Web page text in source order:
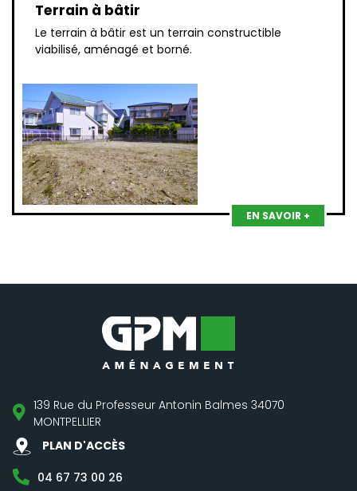
Terrain à bâtir
Le terrain à bâtir est un terrain constructible
viabilisé, aménagé et borné.
EN SAVOIR +
139 Rue du Professeur Antonin Balmes 34070
MONTPELLIER
PLAN D'ACCÈS
04 67 73 00 26